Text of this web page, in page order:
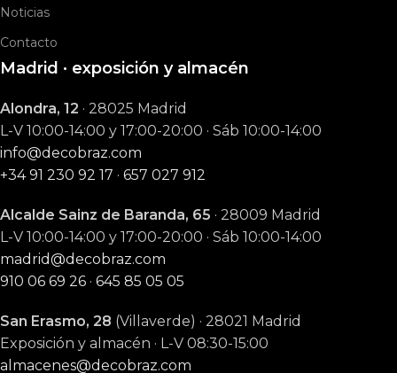
Noticias
Contacto
Madrid · exposición y almacén
Alondra, 12 · 28025 Madrid
L-V 10:00-14:00 y 17:00-20:00 · Sáb 10:00-14:00
info@decobraz.com
+34 91 230 92 17 · 657 027 912
Alcalde Sainz de Baranda, 65 · 28009 Madrid
L-V 10:00-14:00 y 17:00-20:00 · Sáb 10:00-14:00
madrid@decobraz.com
910 06 69 26 · 645 85 05 05
San Erasmo, 28 (Villaverde) · 28021 Madrid
Exposición y almacén · L-V 08:30-15:00
almacenes@decobraz.com